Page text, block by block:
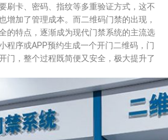
刷卡、密码、指纹等多重验证方式，这不
增加了管理成本。而二维码门禁的出现，
的特点，逐渐成为现代门禁系统的主流选
程序或APP预约生成一个开门二维码，门
门，整个过程既简便又安全，极大提升了